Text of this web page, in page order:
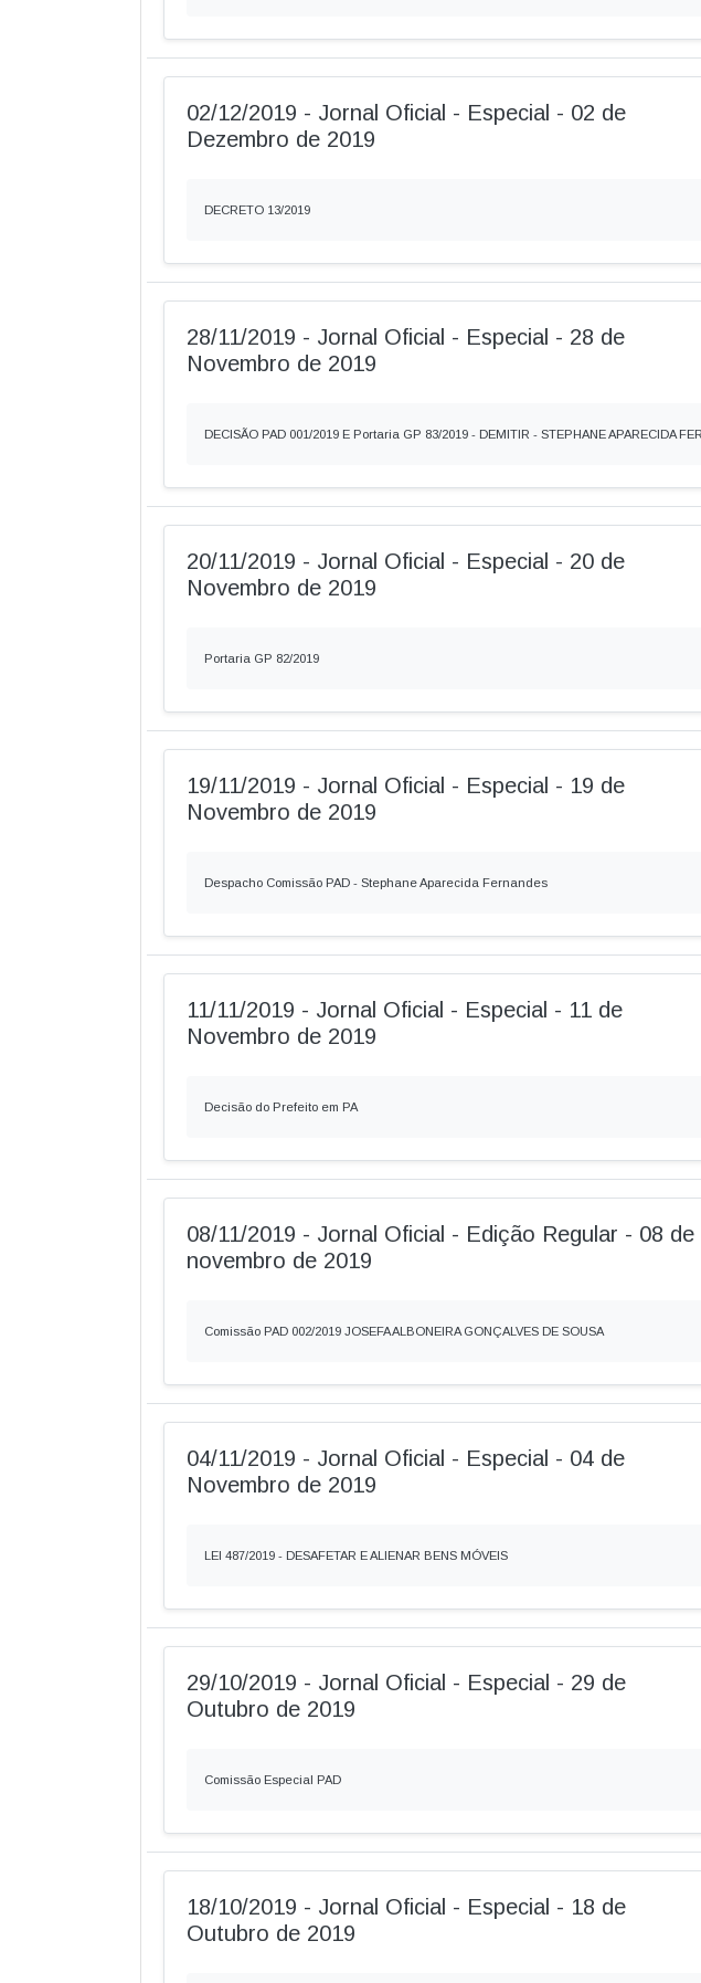
02/12/2019 - Jornal Oficial - Especial - 02 de
Dezembro de 2019
DECRETO 13/2019
28/11/2019 - Jornal Oficial - Especial - 28 de
Novembro de 2019
DECISÃO PAD 001/2019 E Portaria GP 83/2019 - DEMITIR - STEPHANE APARECIDA
20/11/2019 - Jornal Oficial - Especial - 20 de
Novembro de 2019
Portaria GP 82/2019
19/11/2019 - Jornal Oficial - Especial - 19 de
Novembro de 2019
Despacho Comissão PAD - Stephane Aparecida Fernandes
11/11/2019 - Jornal Oficial - Especial - 11 de
Novembro de 2019
Decisão do Prefeito em PA
08/11/2019 - Jornal Oficial - Edição Regular - 08 de
novembro de 2019
Comissão PAD 002/2019 JOSEFA ALBONEIRA GONÇALVES DE SOUSA
04/11/2019 - Jornal Oficial - Especial - 04 de
Novembro de 2019
LEI 487/2019 - DESAFETAR E ALIENAR BENS MÓVEIS
29/10/2019 - Jornal Oficial - Especial - 29 de
Outubro de 2019
Comissão Especial PAD
18/10/2019 - Jornal Oficial - Especial - 18 de
Outubro de 2019